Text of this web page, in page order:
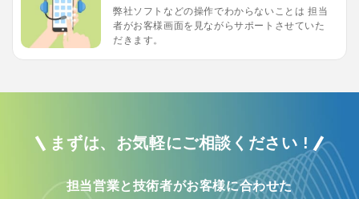
弊社ソフトなどの操作でわからないことは 担当
者がお客様画面を見ながらサポートさせていた
だきます。
まずは、お気軽にご相談ください !
担当営業と技術者がお客様に合わせた